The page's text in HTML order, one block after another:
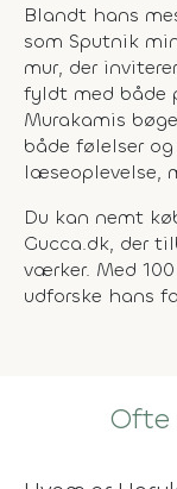
Blandt hans
som Sputnik
mur, der
fyldt med både
Murakamis
både følelser
læseoplevelse,
Du kan nemt
Gucca.dk, der
værker. Med
udforske hans
Ofte